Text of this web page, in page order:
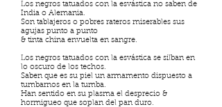
Los negros tatuados con la esvástica no saben de
India o Alemania.
Son tablajeros o pobres rateros miserables sus
agujas punto a punto
& tinta china envuelta en sangre.
Los negros tatuados con la esvástica se silban en
lo oscuro de los techos.
Saben que es su piel un armamento dispuesto a
tumbarnos en la tumba.
Han sentido en su plasma el desprecio &
hormigueo que soplan del pan duro.